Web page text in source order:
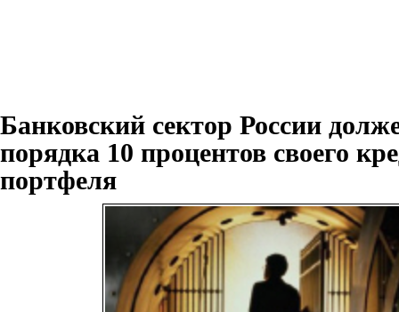
Банковский сектор России
порядка 10 процентов своего
портфеля